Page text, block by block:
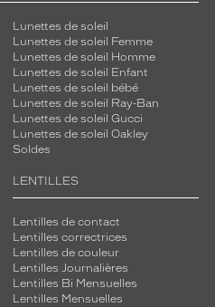
Lunettes de soleil
Lunettes de soleil Femme
Lunettes de soleil Homme
Lunettes de soleil Enfant
Lunettes de soleil bébé
Lunettes de soleil Ray-Ban
Lunettes de soleil Gucci
Lunettes de soleil Oakley
Soldes
LENTILLES
Lentilles de contact
Lentilles correctrices
Lentilles de couleur
Lentilles Journalières
Lentilles Bi Mensuelles
Lentilles Mensuelles